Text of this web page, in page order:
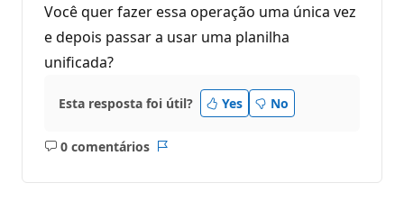
Você quer fazer essa operação uma única vez
e depois passar a usar uma planilha
unificada?
Esta resposta foi útil? Yes No
0 comentários
Sem